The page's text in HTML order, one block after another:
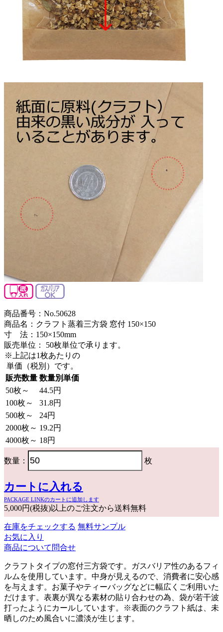
商品番号：No.50628
商品名：クラフト蒸着三方袋 窓付 150×150
寸 法：150×150mm
販売単位：
50枚単位で承ります。
※上記は1枚あたりの
単価（税別）です。
販売数量 数量別単価
50枚～
44.5円
100枚～
31.8円
500枚～
24円
2000枚～ 19.2円
4000枚～ 18円
数量： 枚
カートに入れる
PACKAGE LINKのカートに追加します
5,000円(税抜)以上のご注文から送料無料
在庫をチェックする 無料サンプル
お気に入り
商品について問合せ
クラフトタイプの窓付三方袋です。ガスバリア性のあるフィ
ルムを使用しています。中身が見えるので、消費者に安心感
を与えます。お菓子やティーバッグなどに幅広くご利用いた
だけます。表裏が異なる素材の貼り合わせの為、袋が若干波
打ったようにカールしています。※表面のクラフト紙は、未
晒しのため風合いに濃淡が生じます。